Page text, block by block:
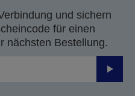
und sichern
für einen
nächsten Bestellung.